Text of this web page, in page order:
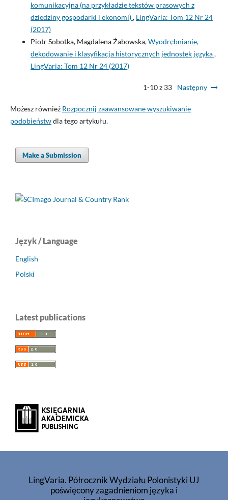
komunikacyjna (na przykładzie tekstów prasowych z
dziedziny gospodarki i ekonomi), LingVaria: Tom 12 Nr 24
(2017)
Piotr Sobotka, Magdalena Żabowska,Wyodrębnianie,
dekodowanie i klasyfikacja historycznych jednostek języka,
LingVaria: Tom 12 Nr 24 (2017)
1-10 z 33 Następny
Możesz również Rozpocznij zaawansowane wyszukiwanie
podobieństwdla tego artykułu.
Make a Submission
Język / Language
English
Polski
Latest publications
LingVaria. Półrocznik Wydziału Polonistyki UJ
poświęcony zagadnieniom języka i